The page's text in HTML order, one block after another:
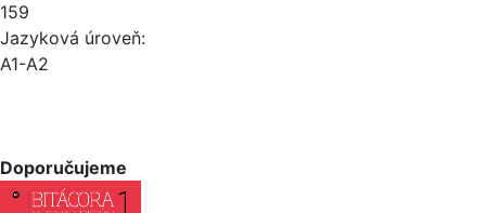
159
Jazyková úroveň:
A1-A2
Doporučujeme